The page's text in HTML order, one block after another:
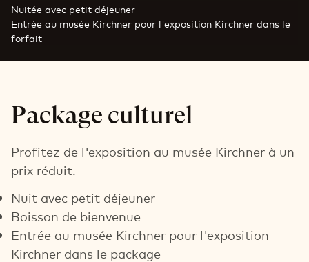
Nuitée avec petit déjeuner
Entrée au musée Kirchner pour l'exposition Kirchner dans le
forfait
Package culturel
Profitez de l'exposition au musée Kirchner à un
prix réduit.
Nuit avec petit déjeuner
Boisson de bienvenue
Entrée au musée Kirchner pour l'exposition
Kirchner dans le package